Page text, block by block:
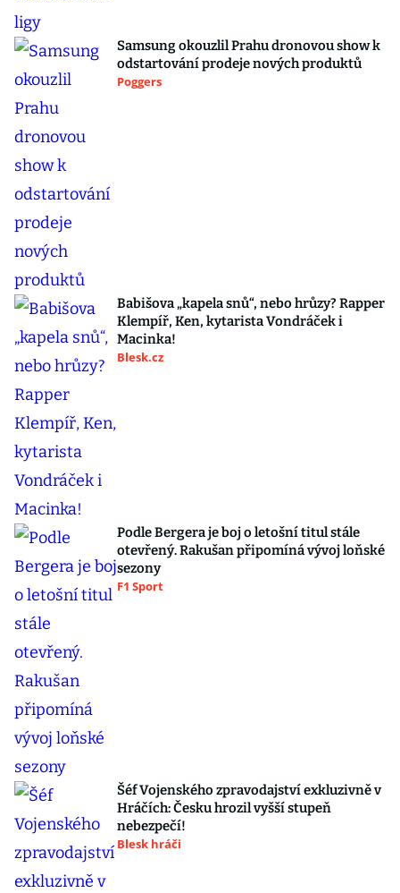
Samsung okouzlil Prahu dronovou show k
odstartování prodeje nových produktů
Poggers
Babišova „kapela snů“, nebo hrůzy? Rapper
Klempíř, Ken, kytarista Vondráček i
Macinka!
Blesk.cz
Podle Bergera je boj o letošní titul stále
otevřený. Rakušan připomíná vývoj loňské
sezony
F1 Sport
Šéf Vojenského zpravodajství exkluzivně v
Hráčích: Česku hrozil vyšší stupeň
nebezpečí!
Blesk hráči